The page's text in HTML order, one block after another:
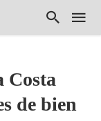
Costa
de bien